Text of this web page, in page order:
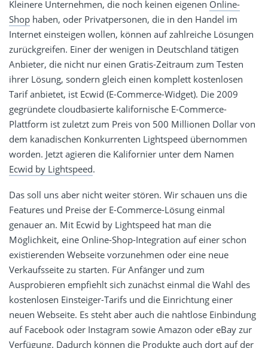
Kleinere Unternehmen, die noch keinen eigenen Online-
Shop haben, oder Privatpersonen, die in den Handel im
Internet einsteigen wollen, können auf zahlreiche Lösungen
zurückgreifen. Einer der wenigen in Deutschland tätigen
Anbieter, die nicht nur einen Gratis-Zeitraum zum Testen
ihrer Lösung, sondern gleich einen komplett kostenlosen
Tarif anbietet, ist Ecwid (E-Commerce-Widget). Die 2009
gegründete cloudbasierte kalifornische E-Commerce-
Plattform ist zuletzt zum Preis von 500 Millionen Dollar von
dem kanadischen Konkurrenten Lightspeed übernommen
worden. Jetzt agieren die Kalifornier unter dem Namen
Ecwid by Lightspeed.
Das soll uns aber nicht weiter stören. Wir schauen uns die
Features und Preise der E-Commerce-Lösung einmal
genauer an. Mit Ecwid by Lightspeed hat man die
Möglichkeit, eine Online-Shop-Integration auf einer schon
existierenden Webseite vorzunehmen oder eine neue
Verkaufsseite zu starten. Für Anfänger und zum
Ausprobieren empfiehlt sich zunächst einmal die Wahl des
kostenlosen Einsteiger-Tarifs und die Einrichtung einer
neuen Webseite. Es steht aber auch die nahtlose Einbindung
auf Facebook oder Instagram sowie Amazon oder eBay zur
Verfügung. Dadurch können die Produkte auch dort auf der